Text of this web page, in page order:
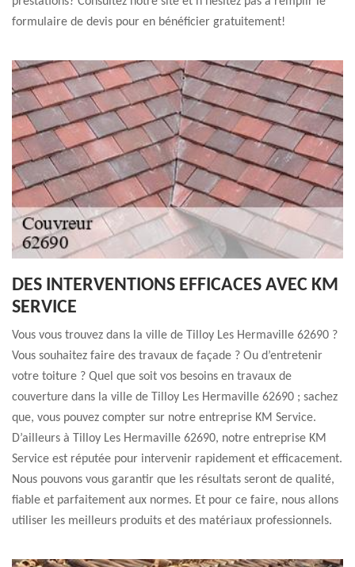
formulaire de devis pour en bénéficier gratuitement!
DES INTERVENTIONS EFFICACES AVEC KM
SERVICE
Vous vous trouvez dans la ville de Tilloy Les Hermaville 62690 ?
Vous souhaitez faire des travaux de façade ? Ou d’entretenir
votre toiture ? Quel que soit vos besoins en travaux de
couverture dans la ville de Tilloy Les Hermaville 62690 ; sachez
que, vous pouvez compter sur notre entreprise KM Service.
D’ailleurs à Tilloy Les Hermaville 62690, notre entreprise KM
Service est réputée pour intervenir rapidement et efficacement.
Nous pouvons vous garantir que les résultats seront de qualité,
fiable et parfaitement aux normes. Et pour ce faire, nous allons
utiliser les meilleurs produits et des matériaux professionnels.